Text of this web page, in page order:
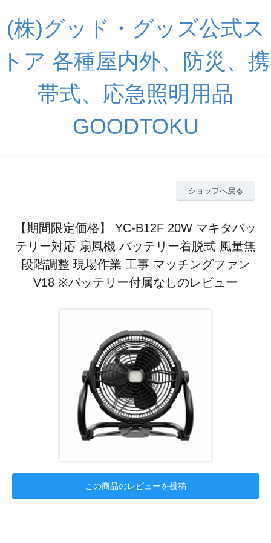
(株)グッド・グッズ公式ス
トア 各種屋内外、防災、携
帯式、応急照明用品
GOODTOKU
ショップへ戻る
【期間限定価格】 YC-B12F 20W マキタバッ
テリー対応 扇風機 バッテリー着脱式 風量無
段階調整 現場作業 工事 マッチングファン
V18 ※バッテリー付属なしのレビュー
この商品のレビューを投稿